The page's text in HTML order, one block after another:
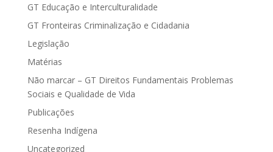
GT Educação e Interculturalidade
GT Fronteiras Criminalização e Cidadania
Legislação
Matérias
Não marcar – GT Direitos Fundamentais Problemas
Sociais e Qualidade de Vida
Publicações
Resenha Indígena
Uncategorized